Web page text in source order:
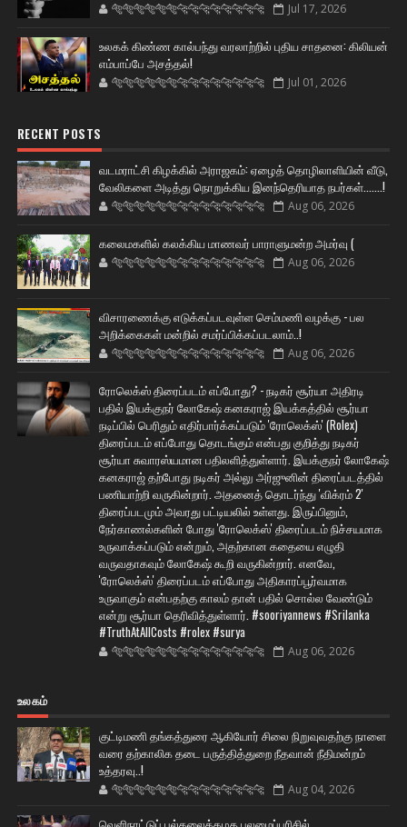
🐅🐅🐅🐅🐅🐅🐆🐆🐆🐆🐆🐆🐆🐆 Jul 17, 2026
உலகக் கிண்ண கால்பந்து வரலாற்றில் புதிய சாதனை: கிலியன்
எம்பாப்பே அசத்தல்!
🐅🐅🐅🐅🐅🐅🐆🐆🐆🐆🐆🐆🐆🐆 Jul 01, 2026
RECENT POSTS
வடமராட்சி கிழக்கில் அராஜகம்: ஏழைத் தொழிலாளியின் வீடு,
வேலிகளை அடித்து நொறுக்கிய இனந்தெரியாத நபர்கள்.......!
🐅🐅🐅🐅🐅🐅🐆🐆🐆🐆🐆🐆🐆🐆 Aug 06, 2026
கலைமகளில் கலக்கிய மாணவர் பாராளுமன்ற அமர்வு (
🐅🐅🐅🐅🐅🐅🐆🐆🐆🐆🐆🐆🐆🐆 Aug 06, 2026
விசாரணைக்கு எடுக்கப்படவுள்ள செம்மணி வழக்கு - பல
அறிக்கைகள் மன்றில் சமர்ப்பிக்கப்படலாம்..!
🐅🐅🐅🐅🐅🐅🐆🐆🐆🐆🐆🐆🐆🐆 Aug 06, 2026
ரோலெக்ஸ் திரைப்படம் எப்போது? - நடிகர் சூர்யா அதிரடி
பதில் இயக்குநர் லோகேஷ் கனகராஜ் இயக்கத்தில் சூர்யா
நடிப்பில் பெரிதும் எதிர்பார்க்கப்படும் 'ரோலெக்ஸ்' (Rolex)
திரைப்படம் எப்போது தொடங்கும் என்பது குறித்து நடிகர்
சூர்யா சுவாரஸ்யமான பதிலளித்துள்ளார். இயக்குநர் லோகேஷ்
கனகராஜ் தற்போது நடிகர் அல்லு அர்ஜுனின் திரைப்படத்தில்
பணியாற்றி வருகின்றார். அதனைத் தொடர்ந்து 'விக்ரம் 2'
திரைப்படமும் அவரது பட்டியலில் உள்ளது. இருப்பினும்,
நேர்காணல்களின் போது 'ரோலெக்ஸ்' திரைப்படம் நிச்சயமாக
உருவாக்கப்படும் என்றும், அதற்கான கதையை எழுதி
வருவதாகவும் லோகேஷ் கூறி வருகின்றார். எனவே,
'ரோலெக்ஸ்' திரைப்படம் எப்போது அதிகாரப்பூர்வமாக
உருவாகும் என்பதற்கு காலம் தான் பதில் சொல்ல வேண்டும்
என்று சூர்யா தெரிவித்துள்ளார். #sooriyannews #Srilanka
#TruthAtAllCosts #rolex #surya
🐅🐅🐅🐅🐅🐅🐆🐆🐆🐆🐆🐆🐆🐆 Aug 06, 2026
உலகம்
குட்டிமணி தங்கத்துரை ஆகியோர் சிலை நிறுவுவதற்கு நாளை
வரை தற்காலிக தடை பருத்தித்துறை நீதவான் நீதிமன்றம்
உத்தரவு..!
🐅🐅🐅🐅🐅🐅🐆🐆🐆🐆🐆🐆🐆🐆 Aug 04, 2026